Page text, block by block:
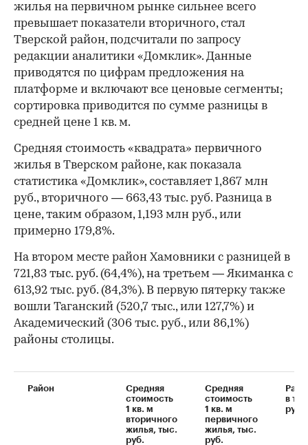
жилья на первичном рынке сильнее всего
превышает показатели вторичного, стал
Тверской район, подсчитали по запросу
редакции аналитики «Домклик». Данные
приводятся по цифрам предложения на
платформе и включают все ценовые сегменты;
сортировка приводится по сумме разницы в
средней цене 1 кв. м.
Средняя стоимость «квадрата» первичного
жилья в Тверском районе, как показала
статистика «Домклик», составляет 1,867 млн
руб., вторичного — 663,43 тыс. руб. Разница в
цене, таким образом, 1,193 млн руб., или
примерно 179,8%.
На втором месте район Хамовники с разницей в
721,83 тыс. руб. (64,4%), на третьем — Якиманка с
613,92 тыс. руб. (84,3%). В первую пятерку также
вошли Таганский (520,7 тыс., или 127,7%) и
Академический (306 тыс. руб., или 86,1%)
районы столицы.
Район
Средняя
стоимость
1 кв. м
вторичного
жилья, тыс.
руб.
Средняя
стоимость
1 кв. м
первичного
жилья, тыс.
руб.
в
руб.